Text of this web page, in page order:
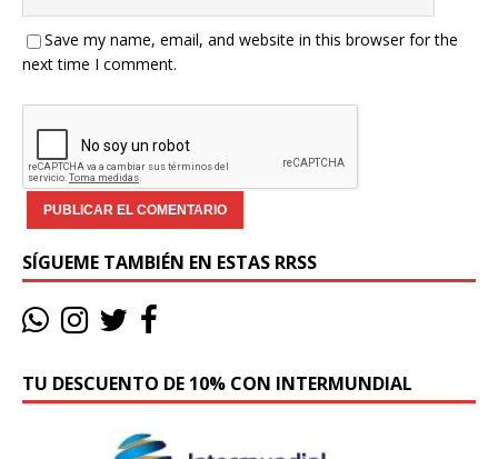
Save my name, email, and website in this browser for the
next time I comment.
SÍGUEME TAMBIÉN EN ESTAS RRSS
TU DESCUENTO DE 10% CON INTERMUNDIAL